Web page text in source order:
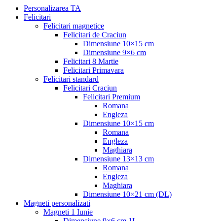
Personalizarea TA
Felicitari
Felicitari magnetice
Felicitari de Craciun
Dimensiune 10×15 cm
Dimensiune 9×6 cm
Felicitari 8 Martie
Felicitari Primavara
Felicitari standard
Felicitari Craciun
Felicitari Premium
Romana
Engleza
Dimensiune 10×15 cm
Romana
Engleza
Maghiara
Dimensiune 13×13 cm
Romana
Engleza
Maghiara
Dimensiune 10×21 cm (DL)
Magneti personalizati
Magneti 1 Iunie